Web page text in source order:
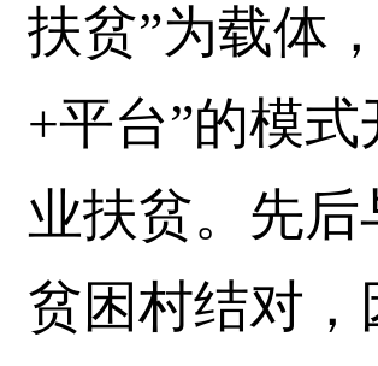
扶贫”为载体
+平台”的模
业扶贫。先
贫困村结对